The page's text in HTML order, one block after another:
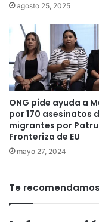
agosto 25, 2025
ONG pide ayuda a
por 170 asesinatos
migrantes por
Fronteriza de EU
mayo 27, 2024
Te recomendamos